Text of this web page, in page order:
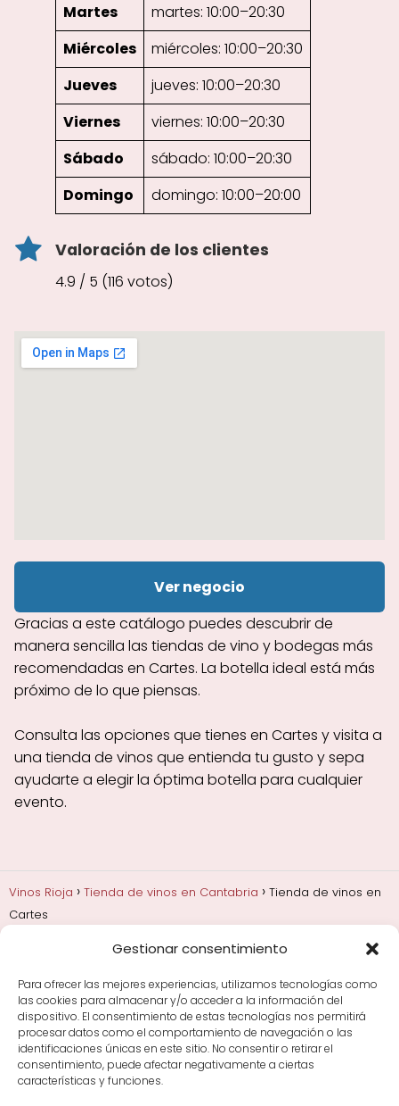
Gestionar consentimiento
Para ofrecer las mejores experiencias, utilizamos tecnologías como
las cookies para almacenar y/o acceder a la información del
dispositivo. El consentimiento de estas tecnologías nos permitirá
procesar datos como el comportamiento de navegación o las
identificaciones únicas en este sitio. No consentir o retirar el
consentimiento, puede afectar negativamente a ciertas
características y funciones.
Martes
martes: 10:00–20:30
Miércoles
miércoles: 10:00–20:30
Jueves
jueves: 10:00–20:30
Viernes
viernes: 10:00–20:30
Sábado
sábado: 10:00–20:30
Domingo
domingo: 10:00–20:00
Valoración de los clientes
4.9 / 5 (116 votos)
Ver negocio
Gracias a este catálogo puedes descubrir de
manera sencilla las tiendas de vino y bodegas más
recomendadas en Cartes. La botella ideal está más
próximo de lo que piensas.
Consulta las opciones que tienes en Cartes y visita a
una tienda de vinos que entienda tu gusto y sepa
ayudarte a elegir la óptima botella para cualquier
evento.
Vinos Rioja Tienda de vinos en Cantabria
Tienda de vinos en
Cartes
Añadas, crianza y guarda
Bodegas y marcas de
Comprar vino
Rioja y guías de regalo
Cultura del vino y
curiosidades
Enoturismo en Rioja
Maridajes y vino en la mesa
Tiendas de vino por
ciudades
Tipos de Rioja y clasificación